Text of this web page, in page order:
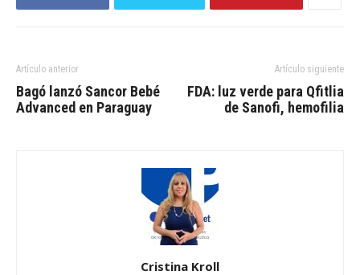
Artículo anterior
Bagó lanzó Sancor Bebé
Advanced en Paraguay
Artículo siguiente
FDA: luz verde para Qfitlia
de Sanofi, hemofilia
Cristina Kroll